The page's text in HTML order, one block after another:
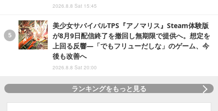
2026.8.8 Sat 15:45
美少女サバイバルTPS『アノマリス』Steam体験版
が8月9日配信終了を撤回し無期限で提供へ。想定を
上回る反響―「でもフリューだしな」のゲーム、今
後も改善へ
2026.8.8 Sat 20:00
ランキングをもっと見る